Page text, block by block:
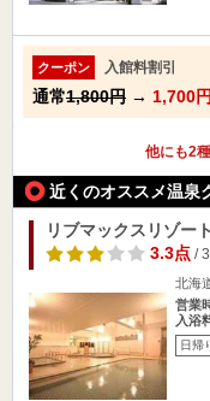
クーポン 入館料割引
通常1,800円 → 1,700
他にも2
近くのオススメ温泉
リブマックスリゾー
3.3点/
北海
営業
入浴
日帰